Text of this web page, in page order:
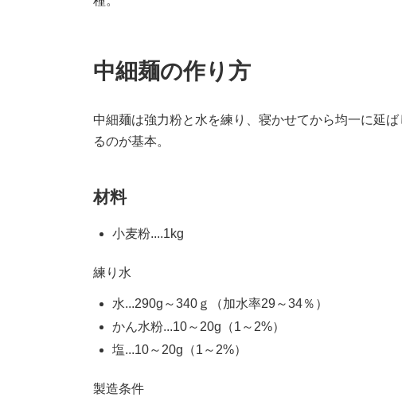
中細麺の作り方
中細麺は強力粉と水を練り、寝かせてから均一に延
るのが基本。
材料
小麦粉....1kg
練り水
水...290g～340ｇ（加水率29～34％）
かん水粉...10～20g（1～2%）
塩...10～20g（1～2%）
製造条件